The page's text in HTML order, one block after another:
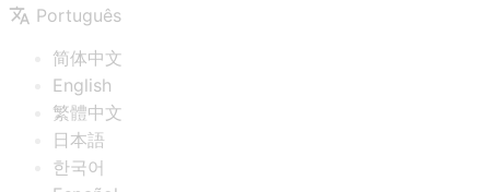
Português
简体中文
English
繁體中文
日本語
한국어